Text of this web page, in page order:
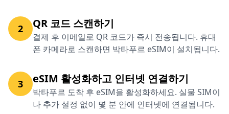
2 QR 코드 스캔하기
결제 후 이메일로 QR 코드가 즉시 전송됩니다. 휴대
폰 카메라로 스캔하면 박타푸르 eSIM이 설치됩니다.
3 eSIM 활성화하고 인터넷 연결하기
박타푸르 도착 후 eSIM을 활성화하세요. 실물 SIM이
나 추가 설정 없이 몇 분 안에 인터넷에 연결됩니다.